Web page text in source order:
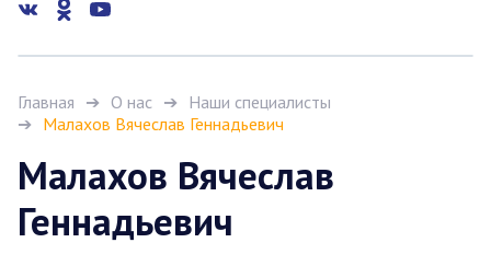
Главная О нас
Наши специалисты
Малахов Вячеслав Геннадьевич
Малахов Вячеслав
Геннадьевич